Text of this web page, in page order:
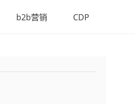
b2b营销 CDP